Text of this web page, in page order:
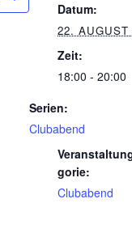
Datum:
22. AUGUST
Zeit:
18:00 - 20:00
Serien:
Clubabend
gorie:
Clubabend